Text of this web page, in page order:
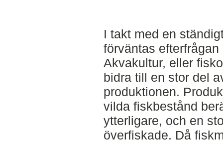
I takt med en
förväntas
Akvakultur, eller
bidra till en stor del
produktionen.
vilda fiskbestånd
ytterligare, och en
överfiskade. Då